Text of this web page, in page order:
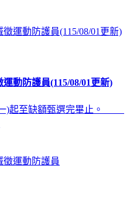
動防護員(115/08/01更新)
一)起至缺額甄選完畢止。